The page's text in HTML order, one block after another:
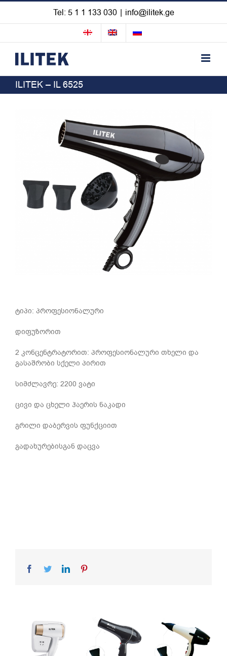
Skip
content
Tel: 5 1 1 133 030 | info@ilitek.ge
ILITEK – IL 6525
ტიპი: პროფესიონალური
დიფუზორით
2 კონცენტრატორით: პროფესიონალური თხელი და
გასაშრობი სქელი პირით
სიმძლავრე: 2200 ვატი
ცივი და ცხელი ჰაერის ნაკადი
გრილი დაბერვის ფუნქციით
გადახურებისგან დაცვა
Facebook
TwitterLinkedIn